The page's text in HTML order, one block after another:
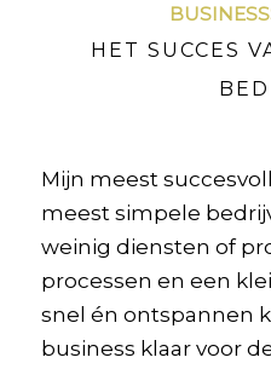
HET SUCCES
Mijn meest
meest simpele
weinig diensten of
processen en een
snel én ontspannen
business klaar voor